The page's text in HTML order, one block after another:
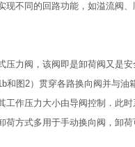
现不同的回路功能，如溢流阀
压力阀，该阀即是卸荷阀又是
和图2）贯穿各路换向阀并与
工作压力大小由导阀控制．此
荷方式多用于手动换向阀，卸